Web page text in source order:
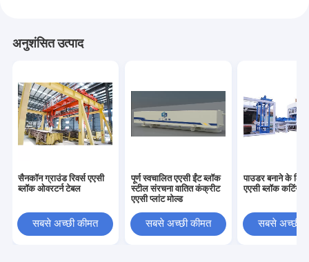
अनुशंसित उत्पाद
सैनकॉन ग्राउंड रिवर्स एएसी
ब्लॉक ओवरटर्न टेबल
सबसे अच्छी कीमत
पूर्ण स्वचालित एएसी ईंट ब्लॉक
स्टील संरचना वातित कंक्रीट
एएसी प्लांट मोल्ड
सबसे अच्छी कीमत
पाउडर बनाने के लिए
एएसी ब्लॉक कटिंग
सबसे अच्छी